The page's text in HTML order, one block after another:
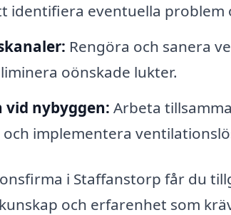
identifiera eventuella problem
Rengöra och sanera
oönskade lukter.
nybyggen: Arbeta
implementera
i Staffanstorp får du
och erfarenhet som